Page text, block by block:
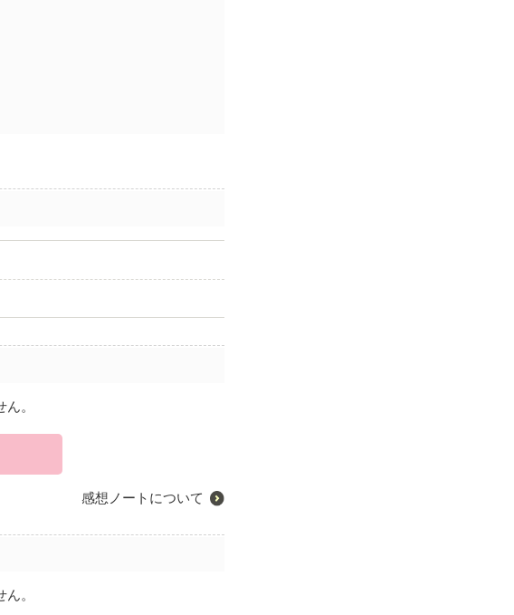
。
感想ノートについて
。